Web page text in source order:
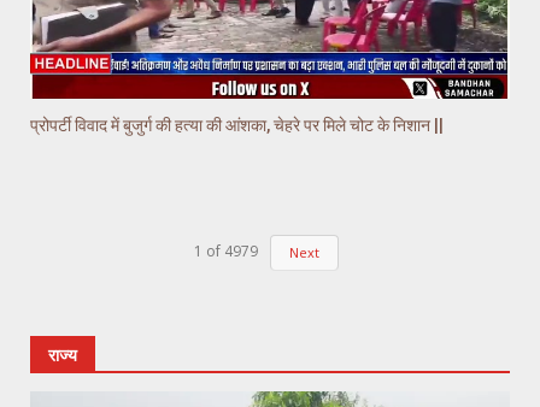
प्रोपर्टी विवाद में बुजुर्ग की हत्या की आंशका, चेहरे पर मिले चोट के निशान ||
1 of 4979 Next
राज्य